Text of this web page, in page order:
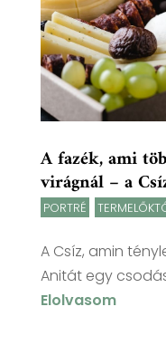
A fazék, ami
virágnál – a
PORTRÉ
A Csíz, amin
Anitát egy
Elolvasom